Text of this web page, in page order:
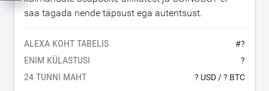
saa tagada nende täpsust ega autentsust.
ALEXA KOHT TABELIS #?
ENIM KÜLASTUSI ?
24 TUNNI MAHT ? USD /? BTC